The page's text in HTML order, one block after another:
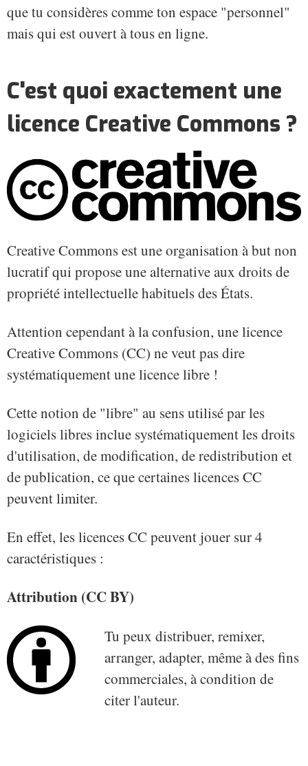
que tu considères comme ton espace "personnel"
mais qui est ouvert à tous en ligne.
C'est quoi exactement une
licence Creative Commons ?
Creative Commons est une organisation à but non
lucratif qui propose une alternative aux droits de
propriété intellectuelle habituels des États.
Attention cependant à la confusion, une licence
Creative Commons (CC) ne veut pas dire
systématiquement une licence libre !
Cette notion de "libre" au sens utilisé par les
logiciels libres inclue systématiquement les droits
d'utilisation, de modification, de redistribution et
de publication, ce que certaines licences CC
peuvent limiter.
En effet, les licences CC peuvent jouer sur 4
caractéristiques :
Attribution (CC BY)
Tu peux distribuer, remixer,
arranger, adapter, même à des fins
commerciales, à condition de
citer l'auteur.